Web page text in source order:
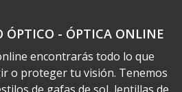
ÓPTICO - ÓPTICA ONLINE
encontrarás todo lo que
o proteger tu visión. Tenemos